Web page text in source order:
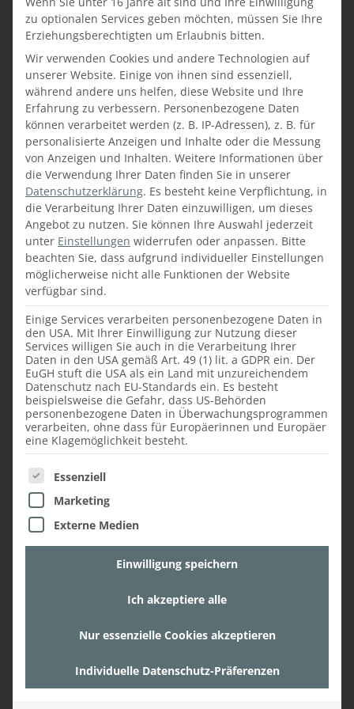
Boxspringbetten der Marke ADA in
schwebendem Design stehen auf Teppichen
aus echter Seide und versprechen einen
erholsamen Schlaf. Ergänzt wird das Bett
durch RAL lackierte Nachttische.
Dermatt lackierte Kleiderschrank in
Anthrazitmit Tip-on Fronten bietet
ausreichend Stauraum mit verstellbaren
Fächern und mehreren Kleiderstangen. Der
Schreibtisch in Asteiche furniert ist Natur
lackiert und verfügt über Wangen in geöltem
Rohstahl und Unterschränke mit lackierten
Fronten. Ergänzt wird der Schreibtisch durch
einen stilvollen Designhocker.
DIE AUSSTATTUNG DES
BADEZIMMERS
Penthouses kommt besonders im
Fronten in matt lackiertem Anthrazit zur
stilvolle Spiegelschrank runden die
zu optionalen Services geben möchten, müssen Sie Ihre
Erziehungsberechtigten um Erlaubnis bitten.
Wir verwenden Cookies und andere Technologien auf
unserer Website. Einige von ihnen sind essenziell,
während andere uns helfen, diese Website und Ihre
Erfahrung zu verbessern. Personenbezogene Daten
können verarbeitet werden (z. B. IP-Adressen), z. B. für
personalisierte Anzeigen und Inhalte oder die Messung
von Anzeigen und Inhalten. Weitere Informationen über
die Verwendung Ihrer Daten finden Sie in unserer
Datenschutzerklärung. Es besteht keine Verpflichtung, in
die Verarbeitung Ihrer Daten einzuwilligen, um dieses
Angebot zu nutzen. Sie können Ihre Auswahl jederzeit
unter Einstellungen widerrufen oder anpassen. Bitte
beachten Sie, dass aufgrund individueller Einstellungen
möglicherweise nicht alle Funktionen der Website
verfügbar sind.
Einige Services verarbeiten personenbezogene Daten in
den USA. Mit Ihrer Einwilligung zur Nutzung dieser
Services willigen Sie auch in die Verarbeitung Ihrer
Daten in den USA gemäß Art. 49 (1) lit. a GDPR ein. Der
EuGH stuft die USA als ein Land mit unzureichendem
Datenschutz nach EU-Standards ein. Es besteht
beispielsweise die Gefahr, dass US-Behörden
personenbezogene Daten in Überwachungsprogrammen
verarbeiten, ohne dass für Europäerinnen und Europäer
eine Klagemöglichkeit besteht.
Es folgt eine Liste der Service-Gruppen, für die
Essenziell
Marketing
Externe Medien
Einwilligung speichern
Ich akzeptiere alle
Nur essenzielle Cookies akzeptieren
Individuelle Datenschutz-Präferenzen